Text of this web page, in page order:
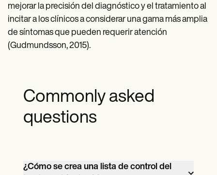
mejorar la precisión del diagnóstico y el tratamiento al
incitar a los clínicos a considerar una gama más amplia
de síntomas que pueden requerir atención
(Gudmundsson, 2015).
Commonly asked
questions
¿Cómo se crea una lista de control del